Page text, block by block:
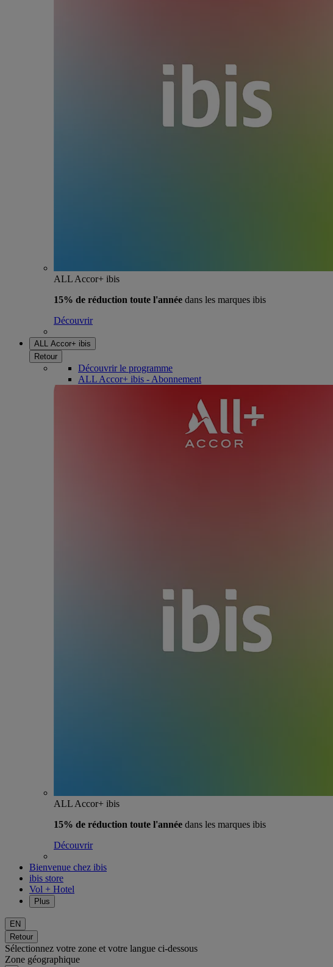
ALL Accor+ ibis
15% de réduction toute l'année dans les marques ibis
Découvrir
ALL Accor+ ibis
Retour
Découvrir le programme
ALL Accor+ ibis - Abonnement
ALL Accor+ ibis
15% de réduction toute l'année dans les marques ibis
Découvrir
Bienvenue chez ibis
ibis store
Vol + Hotel
Plus
EN
Retour
Sélectionnez votre zone et votre langue ci-dessous
Zone géographique